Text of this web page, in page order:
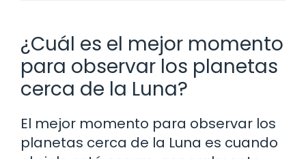
¿Cuál es el mejor momento
para observar los planetas
cerca de la Luna?
El mejor momento para observar los
planetas cerca de la Luna es cuando